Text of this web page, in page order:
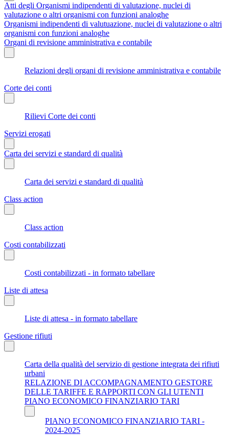
Atti degli Organismi indipendenti di valutazione, nuclei di
valutazione o altri organismi con funzioni analoghe
Organismi indipendenti di valutuazione, nuclei di valutazione o altri
organismi con funzioni analoghe
Organi di revisione amministrativa e contabile
Relazioni degli organi di revisione amministrativa e contabile
Corte dei conti
Rilievi Corte dei conti
Servizi erogati
Carta dei servizi e standard di qualità
Carta dei servizi e standard di qualità
Class action
Class action
Costi contabilizzati
Costi contabilizzati - in formato tabellare
Liste di attesa
Liste di attesa - in formato tabellare
Gestione rifiuti
Carta della qualità del servizio di gestione integrata dei rifiuti
urbani
RELAZIONE DI ACCOMPAGNAMENTO GESTORE
DELLE TARIFFE E RAPPORTI CON GLI UTENTI
PIANO ECONOMICO FINANZIARIO TARI
PIANO ECONOMICO FINANZIARIO TARI -
2024-2025